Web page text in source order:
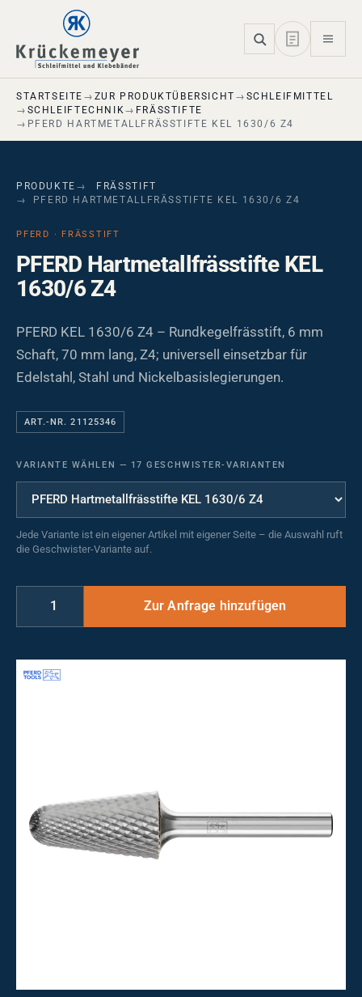
Skip to main navigation
Skip to main content
Skip to page footer
STARTSEITE ZUR PRODUKTÜBERSICHT
SCHLEIFMITTEL
SCHLEIFTECHNIK
FRÄSSTIFTE
PFERD HARTMETALLFRÄSSTIFTE KEL 1630/6 Z4
PRODUKTE
FRÄSSTIFT
PFERD HARTMETALLFRÄSSTIFTE KEL 1630/6 Z4
PFERD · FRÄSSTIFT
PFERD Hartmetallfrässtifte KEL
1630/6 Z4
PFERD KEL 1630/6 Z4 – Rundkegelfrässtift, 6 mm
Schaft, 70 mm lang, Z4; universell einsetzbar für
Edelstahl, Stahl und Nickelbasislegierungen.
ART.-NR. 21125346
VARIANTE WÄHLEN — 17 GESCHWISTER-VARIANTEN
Jede Variante ist ein eigener Artikel mit eigener Seite – die Auswahl ruft
die Geschwister-Variante auf.